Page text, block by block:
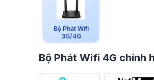
Bộ Phát Wifi
3G/4G
Bộ Phát Wifi 4G chính